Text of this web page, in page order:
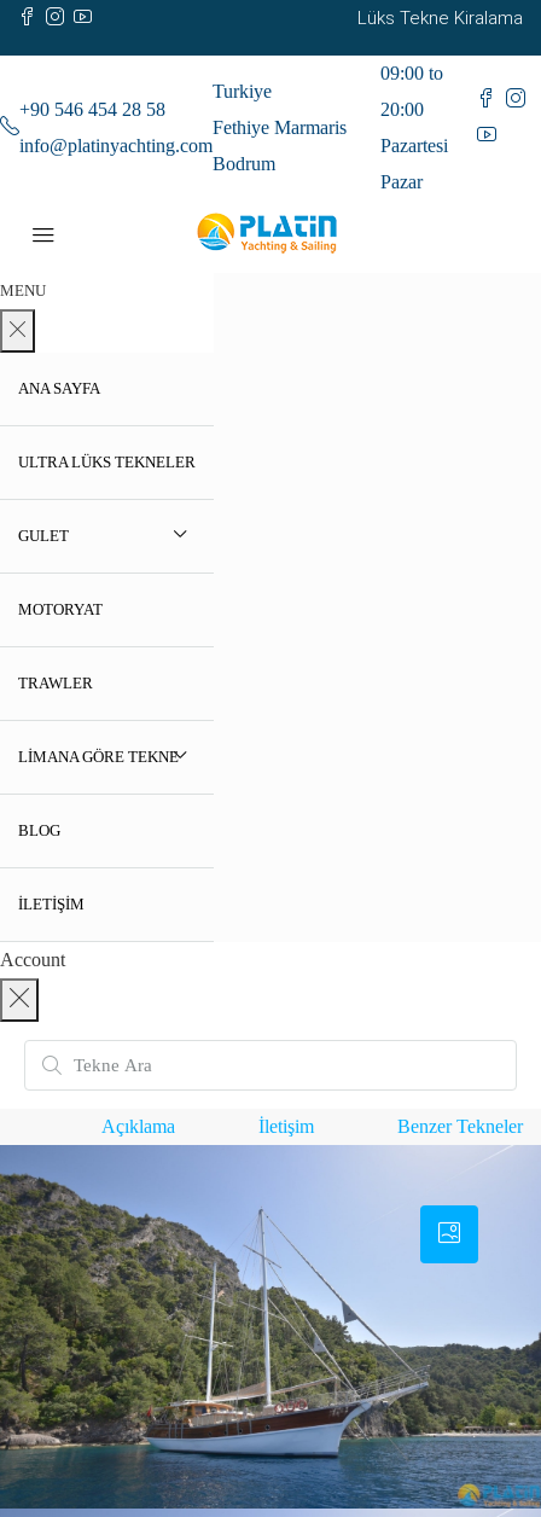
Lüks Tekne Kiralama
+90 546 454 28 58
info@platinyachting.com
Turkiye
Fethiye Marmaris
Bodrum
09:00 to
20:00
Pazartesi
Pazar
MENU
ANA SAYFA
ULTRA LÜKS TEKNELER
GULET
MOTORYAT
TRAWLER
LIMANA GÖRE TEKNE
BLOG
İLETIŞIM
Account
Açıklama İletişim Benzer Tekneler